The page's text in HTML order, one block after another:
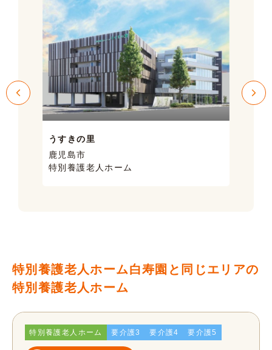
うすきの里
鹿児島市
特別養護老人ホーム
特別養護老人ホーム白寿園と同じエリアの
特別養護老人ホーム
特別養護老人ホーム 要介護3 要介護4 要介護5